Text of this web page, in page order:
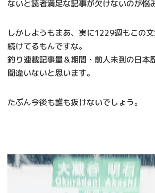
ないと読者満足な記事が欠けないのが悩
しかしようもまあ、実に1229週もこの
続けてるもんですな。
釣り連載記事量＆期間・前人未到の日本
間違いないと思います。
たぶん今後も誰も抜けないでしょう。